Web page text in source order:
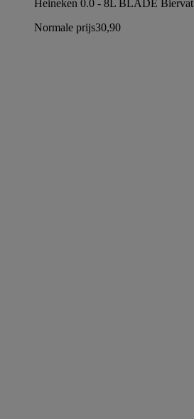
Heineken 0.0 - 8L BLADE Biervat
Normale prijs30,90